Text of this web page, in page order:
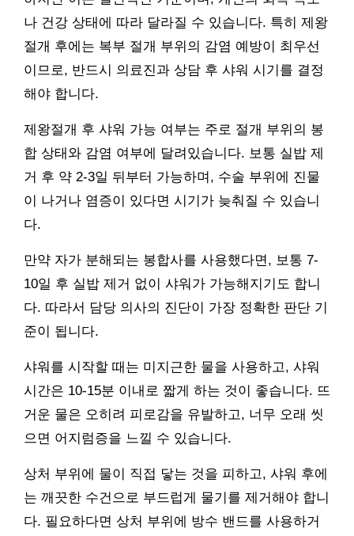
나 건강 상태에 따라 달라질 수 있습니다. 특히 제왕
절개 후에는 복부 절개 부위의 감염 예방이 최우선
이므로, 반드시 의료진과 상담 후 샤워 시기를 결정
해야 합니다.
제왕절개 후 샤워 가능 여부는 주로 절개 부위의 봉
합 상태와 감염 여부에 달려있습니다. 보통 실밥 제
거 후 약 2-3일 뒤부터 가능하며, 수술 부위에 진물
이 나거나 염증이 있다면 시기가 늦춰질 수 있습니
다.
만약 자가 분해되는 봉합사를 사용했다면, 보통 7-
10일 후 실밥 제거 없이 샤워가 가능해지기도 합니
다. 따라서 담당 의사의 진단이 가장 정확한 판단 기
준이 됩니다.
샤워를 시작할 때는 미지근한 물을 사용하고, 샤워
시간은 10-15분 이내로 짧게 하는 것이 좋습니다. 뜨
거운 물은 오히려 피로감을 유발하고, 너무 오래 씻
으면 어지럼증을 느낄 수 있습니다.
상처 부위에 물이 직접 닿는 것을 피하고, 샤워 후에
는 깨끗한 수건으로 부드럽게 물기를 제거해야 합니
다. 필요하다면 상처 부위에 방수 밴드를 사용하거